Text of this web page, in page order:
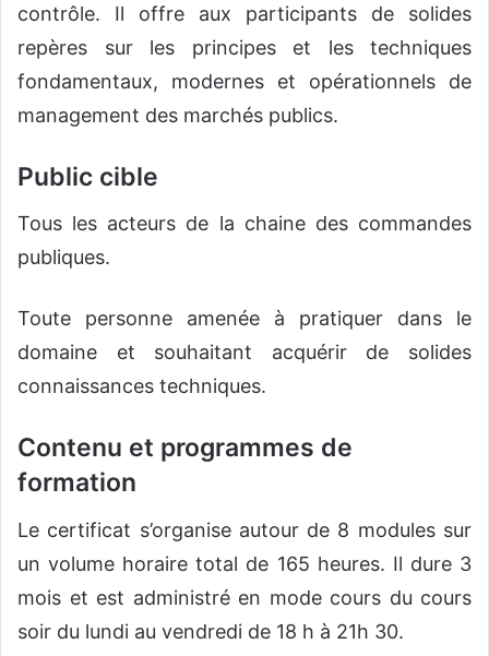
contrôle. Il offre aux participants de solides
repères sur les principes et les techniques
fondamentaux, modernes et opérationnels de
management des marchés publics.
Public cible
Tous les acteurs de la chaine des commandes
publiques.
Toute personne amenée à pratiquer dans le
domaine et souhaitant acquérir de solides
connaissances techniques.
Contenu et programmes de
formation
Le certificat s’organise autour de 8 modules sur
un volume horaire total de 165 heures. Il dure 3
mois et est administré en mode cours du cours
soir du lundi au vendredi de 18 h à 21h 30.